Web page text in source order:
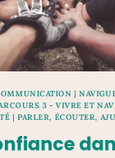
|
3 - VIVRE ET
|PARLER, ÉCOUTER,